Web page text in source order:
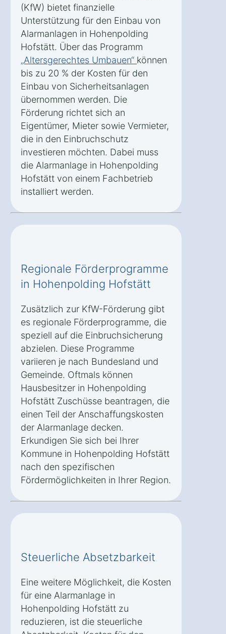
(KfW) bietet finanzielle
Unterstützung für den Einbau von
Alarmanlagen in Hohenpolding
Hofstätt. Über das Programm
„Altersgerechtes Umbauen“ können
bis zu 20 % der Kosten für den
Einbau von Sicherheitsanlagen
übernommen werden. Die
Förderung richtet sich an
Eigentümer, Mieter sowie Vermieter,
die in den Einbruchschutz
investieren möchten. Dabei muss
die Alarmanlage in Hohenpolding
Hofstätt von einem Fachbetrieb
installiert werden.
Regionale Förderprogramme
in Hohenpolding Hofstätt
Zusätzlich zur KfW-Förderung gibt
es regionale Förderprogramme, die
speziell auf die Einbruchsicherung
abzielen. Diese Programme
variieren je nach Bundesland und
Gemeinde. Oftmals können
Hausbesitzer in Hohenpolding
Hofstätt Zuschüsse beantragen, die
einen Teil der Anschaffungskosten
der Alarmanlage decken.
Erkundigen Sie sich bei Ihrer
Kommune in Hohenpolding Hofstätt
nach den spezifischen
Fördermöglichkeiten in Ihrer Region.
Steuerliche Absetzbarkeit
Eine weitere Möglichkeit, die Kosten
für eine Alarmanlage in
Hohenpolding Hofstätt zu
reduzieren, ist die steuerliche